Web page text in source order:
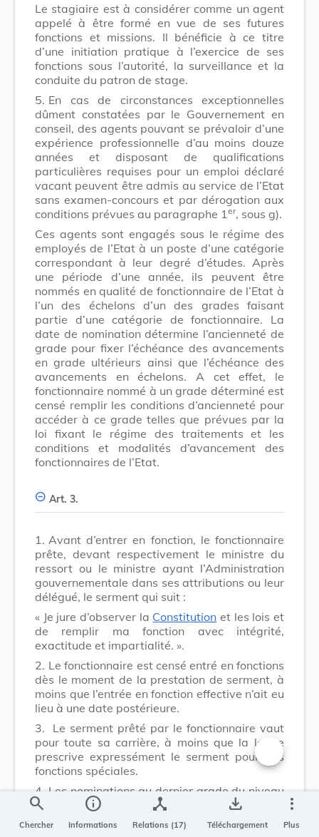
Le stagiaire est à considérer comme un agent
appelé à être formé en vue de ses futures
fonctions et missions. Il bénéficie à ce titre
d’une initiation pratique à l’exercice de ses
fonctions sous l’autorité, la surveillance et la
conduite du patron de stage.
5. En cas de circonstances exceptionnelles
dûment constatées par le Gouvernement en
conseil, des agents pouvant se prévaloir d’une
expérience professionnelle d’au moins douze
années et disposant de qualifications
particulières requises pour un emploi déclaré
vacant peuvent être admis au service de l’Etat
sans examen-concours et par dérogation aux
conditions prévues au paragraphe 1 er, sous g).
Ces agents sont engagés sous le régime des
employés de l’Etat à un poste d’une catégorie
correspondant à leur degré d’études. Après
une période d’une année, ils peuvent être
nommés en qualité de fonctionnaire de l’Etat à
l’un des échelons d’un des grades faisant
partie d’une catégorie de fonctionnaire. La
date de nomination détermine l’ancienneté de
grade pour fixer l’échéance des avancements
en grade ultérieurs ainsi que l’échéance des
avancements en échelons. A cet effet, le
fonctionnaire nommé à un grade déterminé est
censé remplir les conditions d’ancienneté pour
accéder à ce grade telles que prévues par la
loi fixant le régime des traitements et les
conditions et modalités d’avancement des
fonctionnaires de l’Etat.
Art. 3.
1. Avant d’entrer en fonction, le fonctionnaire
prête, devant respectivement le ministre du
ressort ou le ministre ayant l’Administration
gouvernementale dans ses attributions ou leur
délégué, le serment qui suit :
« Je jure d’observer la Constitution et les lois et
de remplir ma fonction avec intégrité,
exactitude et impartialité. ».
2. Le fonctionnaire est censé entré en fonctions
dès le moment de la prestation de serment, à
moins que l’entrée en fonction effective n’ait eu
lieu à une date postérieure.
3.
Le serment prêté par le fonctionnaire vaut
pour toute sa carrière, à moins que la loi ne
prescrive expressément le serment pour des
fonctions spéciales.
4. Les nominations au dernier grade du niveau
supérieur dans chaque catégorie de
traitement sont faites par le Grand-Duc. Les
nominations aux autres grades sont faites
Changer la
search
Chercher
info
Informations
device_hub
Relations (17)
save_alt
Téléchargement
more_vert
Plus